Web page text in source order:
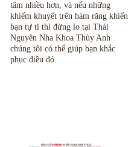
tâm nhiều hơn, và nếu những
khiếm khuyết trên hàm răng khiến
bạn tự ti thì đừng lo tại Thái
Nguyên Nha Khoa Thùy Anh
chúng tôi có thể giúp bạn khắc
phục điều đó.